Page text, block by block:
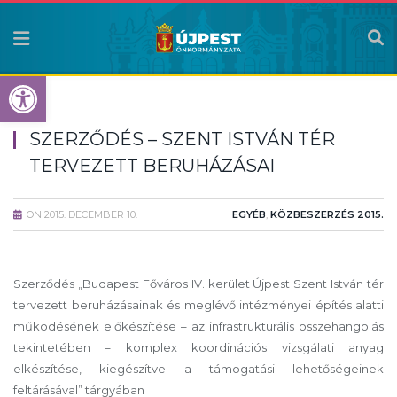
Eszköztár megnyitása
SZERZŐDÉS – SZENT ISTVÁN TÉR
TERVEZETT BERUHÁZÁSAI
ON 2015. DECEMBER 10. EGYÉB, KÖZBESZERZÉS 2015.
Szerződés „Budapest Főváros IV. kerület Újpest Szent István tér
tervezett beruházásainak és meglévő intézményei építés alatti
működésének előkészítése – az infrastrukturális összehangolás
tekintetében – komplex koordinációs vizsgálati anyag
elkészítése, kiegészítve a támogatási lehetőségeinek
feltárásával” tárgyában